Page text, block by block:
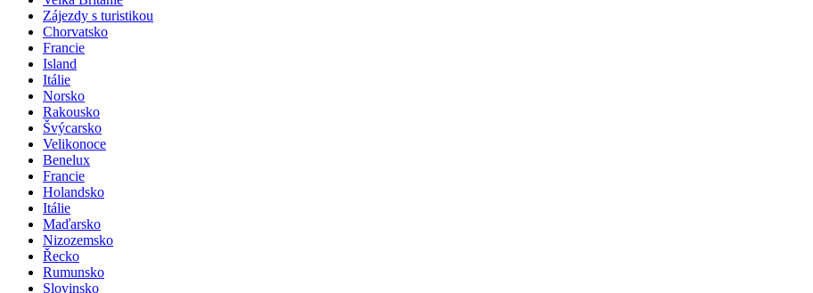
Zájezdy s turistikou
Chorvatsko
Francie
Island
Itálie
Norsko
Rakousko
Švýcarsko
Velikonoce
Benelux
Francie
Holandsko
Itálie
Maďarsko
Nizozemsko
Řecko
Rumunsko
Slovinsko